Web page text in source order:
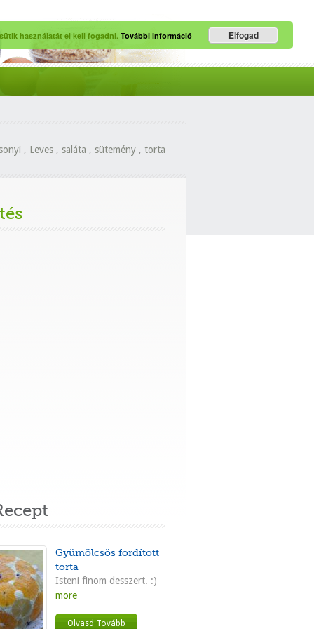
, Leves , saláta , sütemény , torta
Gyümölcsös fordított
torta
Isteni finom desszert. :)
more
Olvasd Tovább
használatát el kell fogadni. További információ Elfogad